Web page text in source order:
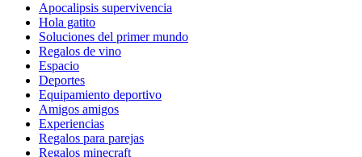
Apocalipsis supervivencia
Hola gatito
Soluciones del primer mundo
Regalos de vino
Espacio
Deportes
Equipamiento deportivo
Amigos amigos
Experiencias
Regalos para parejas
Regalos minecraft